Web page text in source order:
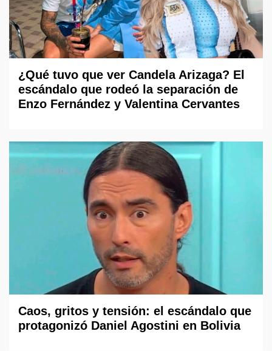
¿Qué tuvo que ver Candela Arizaga? El
escándalo que rodeó la separación de
Enzo Fernández y Valentina Cervantes
Caos, gritos y tensión: el escándalo que
protagonizó Daniel Agostini en Bolivia